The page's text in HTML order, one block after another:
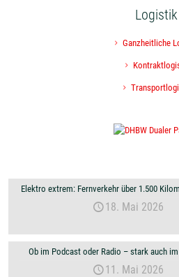
Logistik
Ganzheitliche
Elektro extrem: Fernverkehr über 1.500
18. Mai 2026
Ob im Podcast oder Radio – stark auch
11. Mai 2026